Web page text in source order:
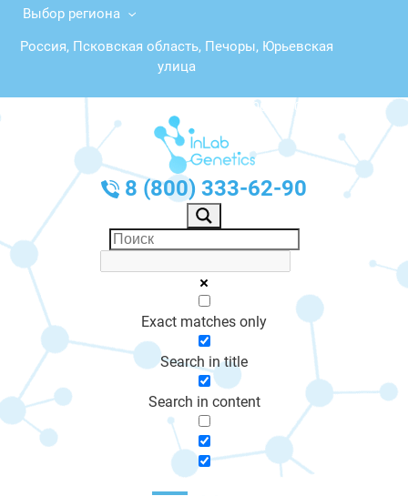
Выбор региона
Россия, Псковская область, Печоры, Юрьевская
улица
График работы: Пн-Пт с 10:00 до 20:00
8 (800) 333-62-90
Exact matches only
Search in title
Search in content